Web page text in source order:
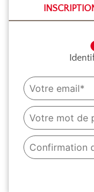
utilisation.